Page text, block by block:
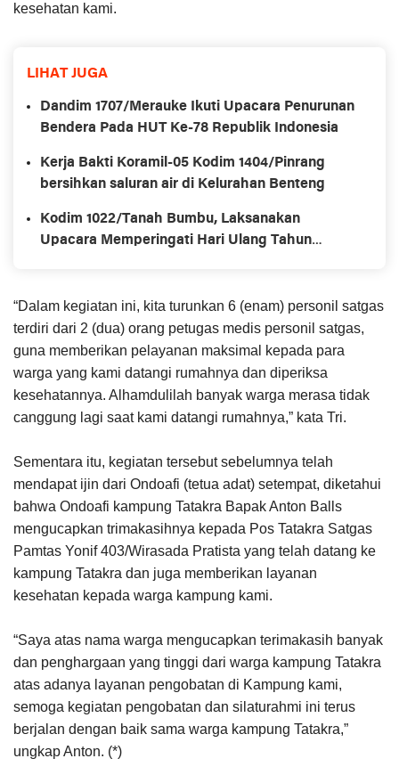
kesehatan kami.
LIHAT JUGA
Dandim 1707/Merauke Ikuti Upacara Penurunan
Bendera Pada HUT Ke-78 Republik Indonesia
Kerja Bakti Koramil-05 Kodim 1404/Pinrang
bersihkan saluran air di Kelurahan Benteng
Kodim 1022/Tanah Bumbu, Laksanakan
Upacara Memperingati Hari Ulang Tahun
“Dalam kegiatan ini, kita turunkan 6 (enam) personil satgas
terdiri dari 2 (dua) orang petugas medis personil satgas,
guna memberikan pelayanan maksimal kepada para
warga yang kami datangi rumahnya dan diperiksa
kesehatannya. Alhamdulilah banyak warga merasa tidak
canggung lagi saat kami datangi rumahnya,” kata Tri.
Sementara itu, kegiatan tersebut sebelumnya telah
mendapat ijin dari Ondoafi (tetua adat) setempat, diketahui
bahwa Ondoafi kampung Tatakra Bapak Anton Balls
mengucapkan trimakasihnya kepada Pos Tatakra Satgas
Pamtas Yonif 403/Wirasada Pratista yang telah datang ke
kampung Tatakra dan juga memberikan layanan
kesehatan kepada warga kampung kami.
“Saya atas nama warga mengucapkan terimakasih banyak
dan penghargaan yang tinggi dari warga kampung Tatakra
atas adanya layanan pengobatan di Kampung kami,
semoga kegiatan pengobatan dan silaturahmi ini terus
berjalan dengan baik sama warga kampung Tatakra,”
ungkap Anton. (*)